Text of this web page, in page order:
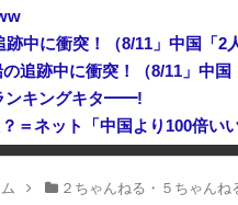
ンキングキタ━━!
＝ネット「中国より100倍いい
電や送電ロスなくEVよりエ
部のコンテンツが表示されなく
２ちゃんねる・５ちゃんね